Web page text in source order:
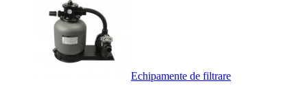
Echipamente de filtrare